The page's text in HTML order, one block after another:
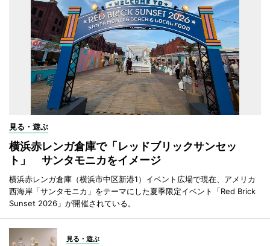
見る・遊ぶ
横浜赤レンガ倉庫で「レッドブリックサンセッ
ト」 サンタモニカをイメージ
横浜赤レンガ倉庫（横浜市中区新港1）イベント広場で現在、アメリカ
西海岸「サンタモニカ」をテーマにした夏季限定イベント「Red Brick
Sunset 2026」が開催されている。
見る・遊ぶ